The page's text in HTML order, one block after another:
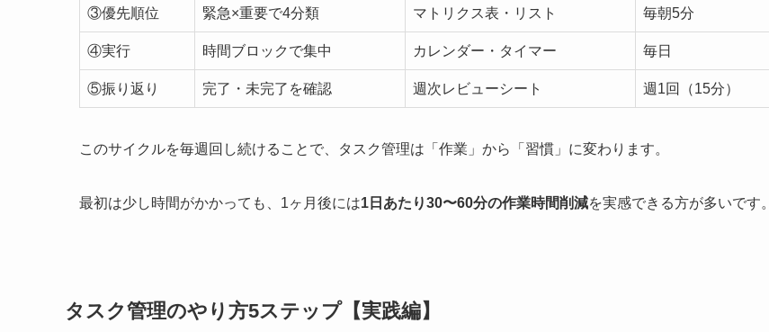
③優先順位 緊急×重要で4分類 マトリクス表・リスト 毎朝5分
④実行 時間ブロックで集中 カレンダー・タイマー 毎日
⑤振り返り 完了・未完了を確認 週次レビューシート 週1回（15分）
このサイクルを毎週回し続けることで、タスク管理は「作業」から「習慣」に変わります。
最初は少し時間がかかっても、1ヶ月後には1日あたり30〜60分の作業時間削減を実感できる方が多いです。
タスク管理のやり方5ステップ【実践編】